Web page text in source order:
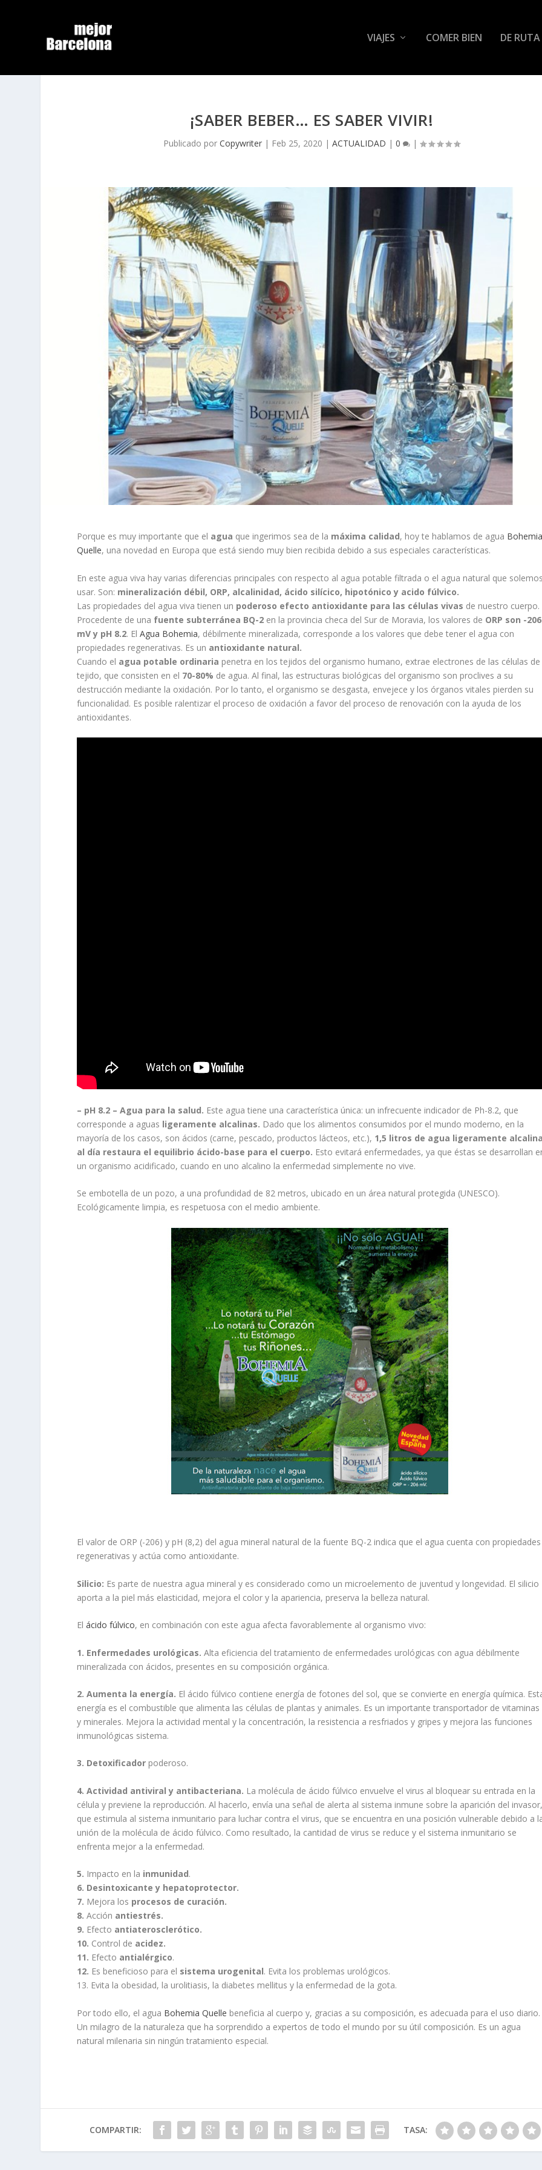
VIAJES COMER BIEN DE RUTA
¡SABER BEBER… ES SABER VIVIR!
Publicado por Copywriter| Feb 25, 2020 | ACTUALIDAD | 0 |
Porque es muy importante que el agua que ingerimos sea de la máxima calidad, hoy te hablamos de agua
Quelle, una novedad en Europa que está siendo muy bien recibida debido a sus especiales características.
En este agua viva hay varias diferencias principales con respecto al agua potable filtrada o el agua natural que
usar. Son: mineralización débil, ORP, alcalinidad, ácido silícico, hipotónico y acido fúlvico.
Las propiedades del agua viva tienen un poderoso efecto antioxidante para las células vivas de nuestro cuerpo.
Procedente de una fuente subterránea BQ-2 en la provincia checa del Sur de Moravia, los valores de ORP son -206
mV y pH 8.2. ElAgua Bohemia, débilmente mineralizada, corresponde a los valores que debe tener el agua con
propiedades regenerativas. Es un antioxidante natural.
Cuando el agua potable ordinaria penetra en los tejidos del organismo humano, extrae electrones de las células de
tejido, que consisten en el 70-80% de agua. Al final, las estructuras biológicas del organismo son proclives a su
destrucción mediante la oxidación. Por lo tanto, el organismo se desgasta, envejece y los órganos vitales pierden su
funcionalidad. Es posible ralentizar el proceso de oxidación a favor del proceso de renovación con la ayuda de los
antioxidantes.
– pH 8.2 – Agua para la salud. Este agua tiene una característica única: un infrecuente indicador de Ph-8.2, que
corresponde a aguas ligeramente alcalinas. Dado que los alimentos consumidos por el mundo moderno, en la
mayoría de los casos, son ácidos (carne, pescado, productos lácteos, etc.), 1,5 litros de agua ligeramente
al día restaura el equilibrio ácido-base para el cuerpo. Esto evitará enfermedades, ya que éstas se desarrollan
un organismo acidificado, cuando en uno alcalino la enfermedad simplemente no vive.
Se embotella de un pozo, a una profundidad de 82 metros, ubicado en un área natural protegida (UNESCO).
Ecológicamente limpia, es respetuosa con el medio ambiente.
El valor de ORP (-206) y pH (8,2) del agua mineral natural de la fuente BQ-2 indica que el agua cuenta con propiedades
regenerativas y actúa como antioxidante.
Silicio: Es parte de nuestra agua mineral y es considerado como un microelemento de juventud y longevidad. El silicio
aporta a la piel más elasticidad, mejora el color y la apariencia, preserva la belleza natural.
Elácido fúlvico, en combinación con este agua afecta favorablemente al organismo vivo:
1. Enfermedades urológicas. Alta eficiencia del tratamiento de enfermedades urológicas con agua débilmente
mineralizada con ácidos, presentes en su composición orgánica.
2. Aumenta la energía. El ácido fúlvico contiene energía de fotones del sol, que se convierte en energía química.
energía es el combustible que alimenta las células de plantas y animales. Es un importante transportador de vitaminas
y minerales. Mejora la actividad mental y la concentración, la resistencia a resfriados y gripes y mejora las funciones
inmunológicas sistema.
3. Detoxificador poderoso.
4. Actividad antiviral y antibacteriana. La molécula de ácido fúlvico envuelve el virus al bloquear su entrada en la
célula y previene la reproducción. Al hacerlo, envía una señal de alerta al sistema inmune sobre la aparición del
que estimula al sistema inmunitario para luchar contra el virus, que se encuentra en una posición vulnerable debido a
unión de la molécula de ácido fúlvico. Como resultado, la cantidad de virus se reduce y el sistema inmunitario se
enfrenta mejor a la enfermedad.
5. Impacto en la inmunidad.
6. Desintoxicante y hepatoprotector.
7. Mejora los procesos de curación.
8. Acción antiestrés.
9. Efecto antiaterosclerótico.
10. Control de acidez.
11. Efecto antialérgico.
12. Es beneficioso para el sistema urogenital. Evita los problemas urológicos.
13. Evita la obesidad, la urolitiasis, la diabetes mellitus y la enfermedad de la gota.
Por todo ello, el agua Bohemia Quelle beneficia al cuerpo y, gracias a su composición, es adecuada para el uso diario.
Un milagro de la naturaleza que ha sorprendido a expertos de todo el mundo por su útil composición. Es un agua
natural milenaria sin ningún tratamiento especial.
COMPARTIR: TASA: